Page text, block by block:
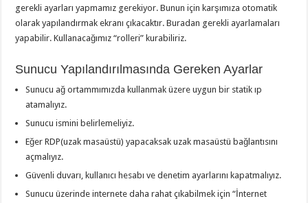
gerekli ayarları yapmamız gerekiyor. Bunun için karşımıza otomatik
olarak yapılandırmak ekranı çıkacaktır. Buradan gerekli ayarlamaları
yapabilir. Kullanacağımız “rolleri” kurabiliriz.
Sunucu Yapılandırılmasında Gereken Ayarlar
Sunucu ağ ortammımızda kullanmak üzere uygun bir statik ıp
atamalıyız.
Sunucu ismini belirlemeliyiz.
Eğer RDP(uzak masaüstü) yapacaksak uzak masaüstü bağlantısını
açmalıyız.
Güvenli duvarı, kullanıcı hesabı ve denetim ayarlarını kapatmalıyız.
Sunucu üzerinde internete daha rahat çıkabilmek için “İnternet